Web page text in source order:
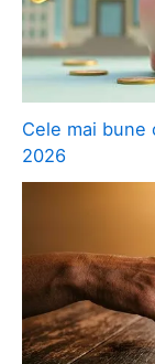
Cele mai bune
2026